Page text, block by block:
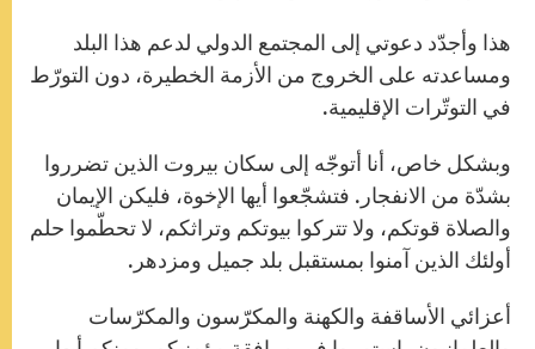
هذا وأجدّد دعوتي إلى المجتمع الدولي لدعم هذا البلد
ومساعدته على الخروج من الأزمة الخطيرة، دون التورّط
في التوتّرات الإقليمية.
وبشكل خاص، أنا أتوجّه إلى سكان بيروت الذين تضرروا
بشدّة من الانفجار. فتشجّعوا أيها الإخوة، فليكن الإيمان
والصلاة قوتكم، ولا تتركوا بيوتكم وتراثكم، لا تحطّموا حلم
أولئك الذين آمنوا بمستقبل بلد جميل ومزدهر.
أعزائي الأساقفة والكهنة والمكرّسون والمكرّسات